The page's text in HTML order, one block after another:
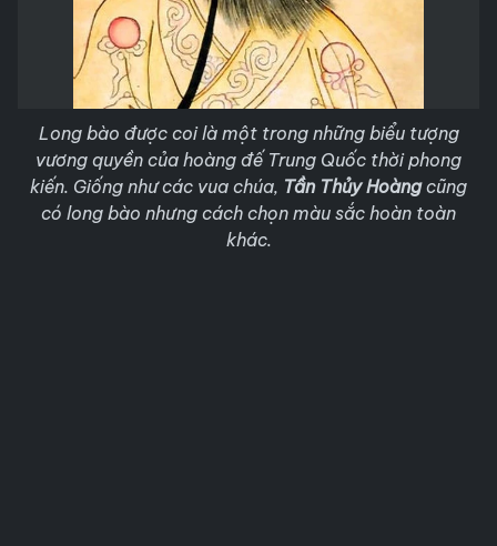
Long bào được coi là một trong những biểu tượng
vương quyền của hoàng đế Trung Quốc thời phong
kiến. Giống như các vua chúa, Tần Thủy Hoàngcũng
có long bào nhưng cách chọn màu sắc hoàn toàn
khác.